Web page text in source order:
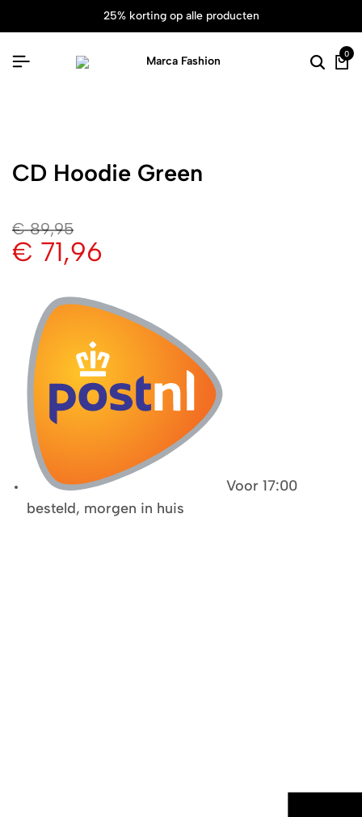
25% korting op alle producten
0
CD Hoodie Green
€89,95
€ 71,96
Voor 17:00
besteld, morgen in huis